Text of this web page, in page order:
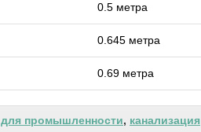
0.5 метра
0.645 метра
0.69 метра
для промышленности, канализация